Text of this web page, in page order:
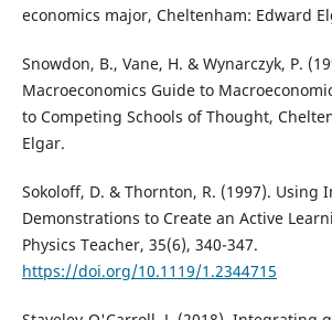
economics major, Cheltenham: Edward
Snowdon, B., Vane, H. & Wynarczyk, P.
Macroeconomics Guide to
to Competing Schools of Thought,
Elgar.
Sokoloff, D. & Thornton, R. (1997). Using
Demonstrations to Create an Active
Physics Teacher, 35(6), 340-347.
https://doi.org/10.1119/1.2344715